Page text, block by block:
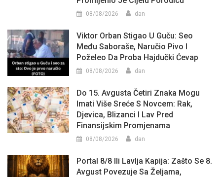
08/08/2026 dan
Viktor Orban Stigao U Guču: Seo
Među Saboraše, Naručio Pivo I
Poželeo Da Proba Hajdučki Ćevap
08/08/2026 dan
Do 15. Avgusta Četiri Znaka Mogu
Imati Više Sreće S Novcem: Rak,
Djevica, Blizanci I Lav Pred
Finansijskim Promjenama
08/08/2026 dan
Portal 8/8 Ili Lavlja Kapija: Zašto Se 8.
Avgust Povezuje Sa Željama,